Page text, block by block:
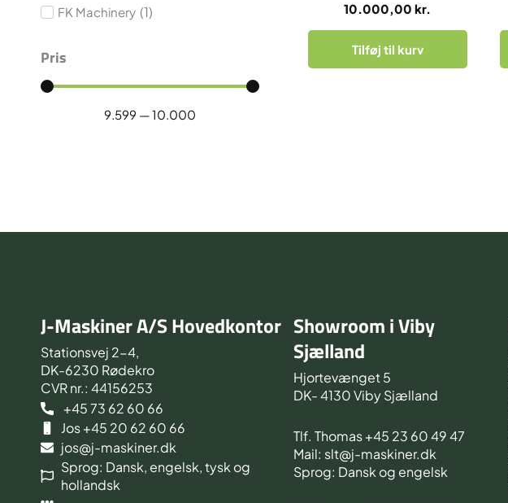
FK Machinery (1)
Pris
9.599 —10.000
10.000,00kr.
Tilføj til kurv
J-Maskiner A/S Hovedkontor
Stationsvej 2-4,
DK-6230 Rødekro
CVR nr.: 44156253
+45 73 62 60 66
Jos +45 20 62 60 66
jos@j-maskiner.dk
Sprog: Dansk, engelsk, tysk og
hollandsk
Showroom i Viby
Sjælland
Hjortevænget 5
DK- 4130 Viby Sjælland
Tlf. Thomas +45 23 60 49 47
Mail: slt@j-maskiner.dk
Sprog: Dansk og engelsk